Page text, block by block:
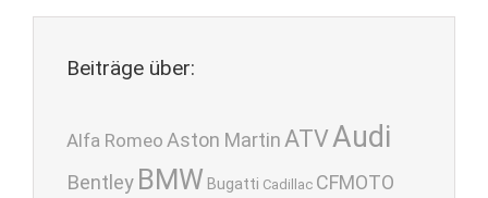
Beiträge über:
Alfa Romeo Aston MartinATVAudi
Bentley BMW Bugatti Cadillac CFMOTO